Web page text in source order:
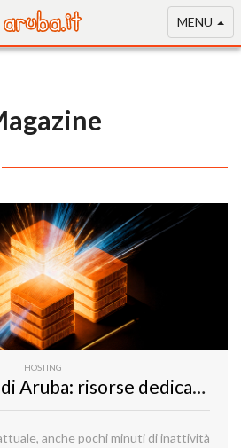
MENU
HOSTING
Hyper Hosting di Aruba: risorse dedicate e alte prestazioni per progetti digitali avanzati
anche pochi minuti di inattività